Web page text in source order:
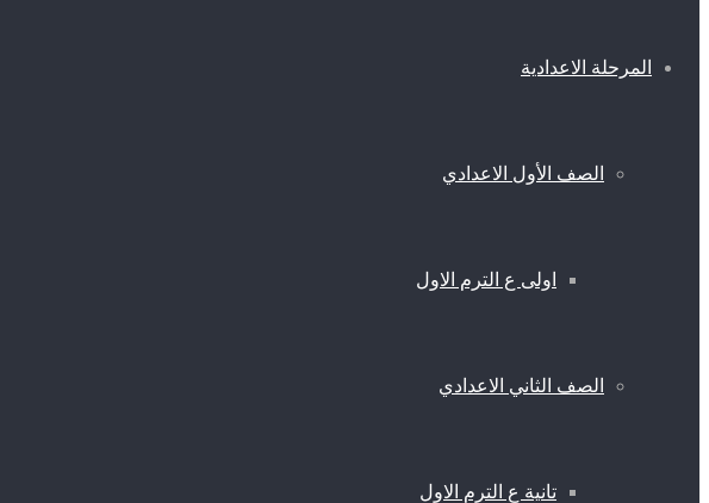
المرحلة الاعدادية
الصف الأول الاعدادي
اولى ع الترم الاول
الصف الثاني الاعدادي
تانية ع الترم الاول